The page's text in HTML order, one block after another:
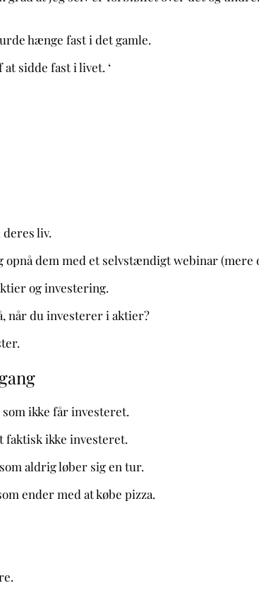
hænge fast i det gamle.
sidde fast i livet. ‘
liv.
dem med et selvstændigt webinar (mere
og investering.
når du investerer i aktier?
ikke får investeret.
faktisk ikke investeret.
aldrig løber sig en tur.
ender med at købe pizza.